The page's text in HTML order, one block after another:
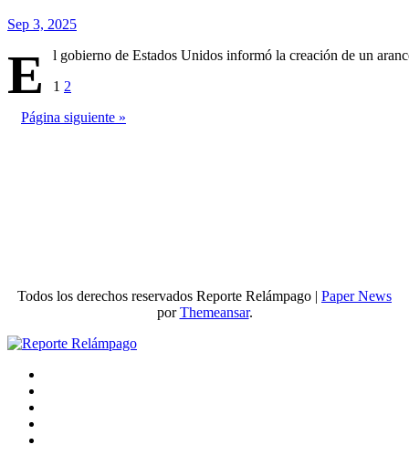
Sep 3, 2025
E l gobierno de Estados Unidos informó la creación de un
Paginación
de
1 2
Página siguiente »
Todos los derechos reservados Reporte Relámpago | Paper News
porThemeansar.